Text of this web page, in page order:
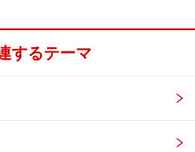
めるのが魅力！
のバランスも◎
するテーマ